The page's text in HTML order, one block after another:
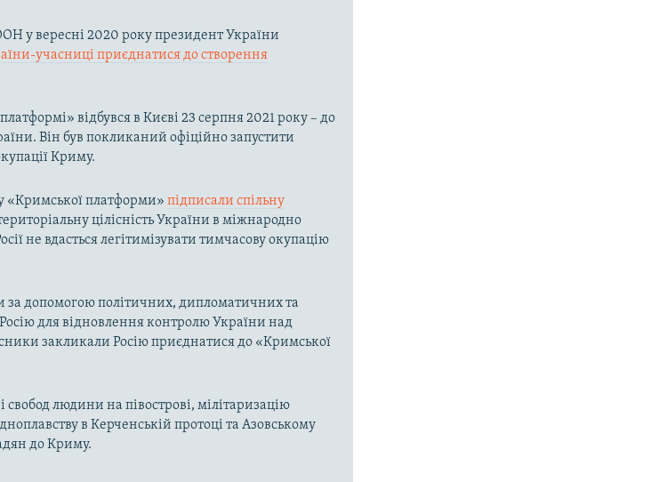
у вересні 2020 року президент України
учасниці приєднатися до створення
відбувся в Києві 23 серпня 2021 року – до
Він був покликаний офіційно запустити
Криму.
«Кримської платформи»підписали спільну
цілісність України в міжнародно
не вдасться легітимізувати тимчасову окупацію
за допомогою політичних, дипломатичних та
для відновлення контролю України над
закликали Росію приєднатися до «Кримської
людини на півострові, мілітаризацію
в Керченській протоці та Азовському
до Криму.